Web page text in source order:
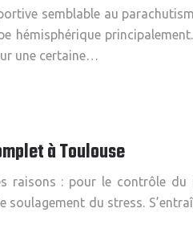
semblable au
hémisphérique
une certaine…
à Toulouse
raisons : pour le contrôle
du stress.